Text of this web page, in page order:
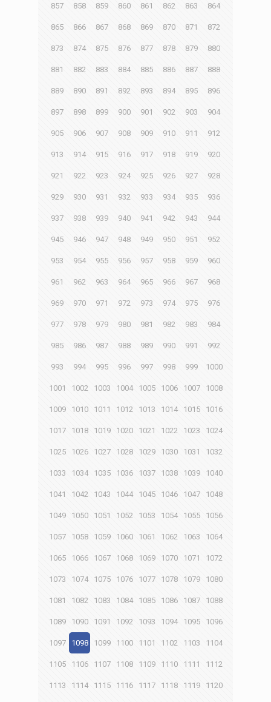
857 858 859 860 861 862 863 864
865 866 867 868 869 870 871 872
873 874 875 876 877 878 879 880
881 882 883 884 885 886 887 888
889 890 891 892 893 894 895 896
897 898 899 900 901 902 903 904
905 906 907 908 909 910 911 912
913 914 915 916 917 918 919 920
921 922 923 924 925 926 927 928
929 930 931 932 933 934 935 936
937 938 939 940 941 942 943 944
945 946 947 948 949 950 951 952
953 954 955 956 957 958 959 960
961 962 963 964 965 966 967 968
969 970 971 972 973 974 975 976
977 978 979 980 981 982 983 984
985 986 987 988 989 990 991 992
993 994 995 996 997 998 999 1000
1001 1002 1003 1004 1005 1006 1007 1008
1009 1010 1011 1012 1013 1014 1015 1016
1017 1018 1019 1020 1021 1022 1023 1024
1025 1026 1027 1028 1029 1030 1031 1032
1033 1034 1035 1036 1037 1038 1039 1040
1041 1042 1043 1044 1045 1046 1047 1048
1049 1050 1051 1052 1053 1054 1055 1056
1057 1058 1059 1060 1061 1062 1063 1064
1065 1066 1067 1068 1069 1070 1071 1072
1073 1074 1075 1076 1077 1078 1079 1080
1081 1082 1083 1084 1085 1086 1087 1088
1089 1090 1091 1092 1093 1094 1095 1096
1097 1098 1099 1100 1101 1102 1103 1104
1105 1106 1107 1108 1109 1110 1111 1112
1113 1114 1115 1116 1117 1118 1119 1120